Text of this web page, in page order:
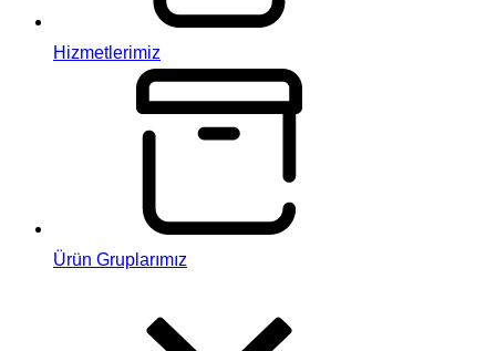
Hizmetlerimiz
Ürün Gruplarımız